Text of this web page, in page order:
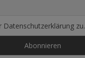
Datenschutzerklärung zu.